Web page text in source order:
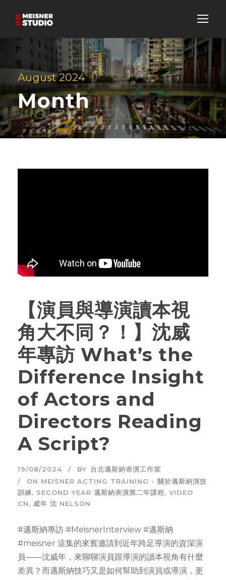
August 2024
Month
【演員與導演讀本視
角大不同？！】沈威
年專訪 What’s the
Difference Insight
of Actors and
Directors Reading
A Script?
19/08/2024 BY 台北邁斯納表演工作室
ON MEISNER ACTING TRAINING - 關於邁斯納演技
訓練, SECOND YEAR 邁斯納表演第二年課程, VIDEO
CN, 威年 沈 NELSON
#邁斯納專訪 #MeisnerInterview #邁斯納
#meisner 這集的來賓邀請到近年跨足導演的資深演
員——沈威年，來聊聊演員跟導演的讀本視角有什麼
差異？而邁斯納技巧又是如何幫助到演員或導演，更